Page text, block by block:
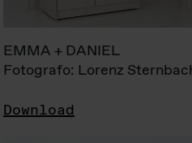
EMMA + DANIEL
Fotografo: Lorenz
Download